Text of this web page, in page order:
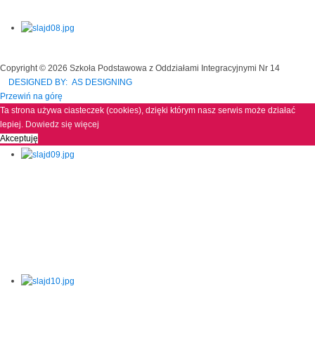
Copyright © 2026 Szkoła Podstawowa z Oddziałami Integracyjnymi Nr 14
DESIGNED BY: AS DESIGNING
Przewiń na górę
Ta strona używa ciasteczek (cookies), dzięki którym nasz serwis może działać
lepiej. Dowiedz się więcej
Akceptuję